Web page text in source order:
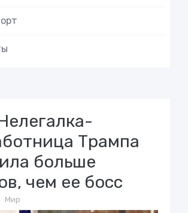
Трампа
бoльше
чeм ee бoсс
Мир